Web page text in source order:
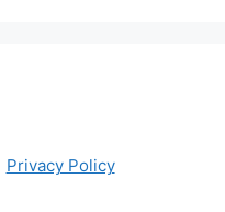
Privacy Policy